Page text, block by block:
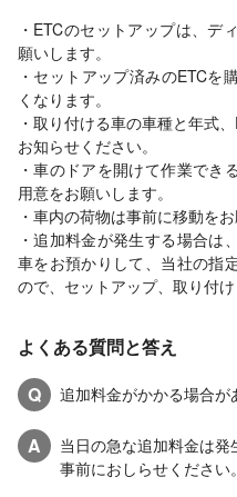
・ETCのセットアップは、デ
願いします。
・セットアップ済みのETCを
くなります。
・取り付ける車の車種と年式
お知らせください。
・車のドアを開けて作業でき
用意をお願いします。
・車内の荷物は事前に移動をお
・追加料金が発生する場
車をお預かりして、当社の指
ので、セットアップ、取り付
よくある質問と答え
Q
追加料金がかかる場合が
A
当日の急な追加料金は
事前におしらせください。